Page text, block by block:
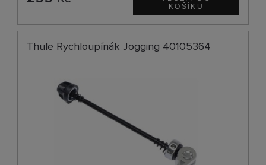
Thule Rychloupínák Jogging 40105364